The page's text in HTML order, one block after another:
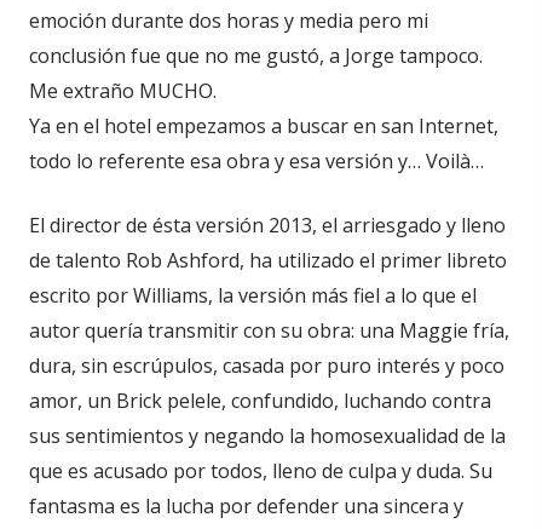
emoción durante dos horas y media pero mi
conclusión fue que no me gustó, a Jorge tampoco.
Me extraño MUCHO.
Ya en el hotel empezamos a buscar en san Internet,
todo lo referente esa obra y esa versión y… Voilà…
El director de ésta versión 2013, el arriesgado y lleno
de talento Rob Ashford, ha utilizado el primer libreto
escrito por Williams, la versión más fiel a lo que el
autor quería transmitir con su obra: una Maggie fría,
dura, sin escrúpulos, casada por puro interés y poco
amor, un Brick pelele, confundido, luchando contra
sus sentimientos y negando la homosexualidad de la
que es acusado por todos, lleno de culpa y duda. Su
fantasma es la lucha por defender una sincera y